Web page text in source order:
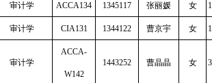
审计学 ACCA134 1345117 张丽媛 女
审计学 CIA131 1344122 曹京宇 女
审计学
ACCA-
W142
1443252 曹晶晶 女